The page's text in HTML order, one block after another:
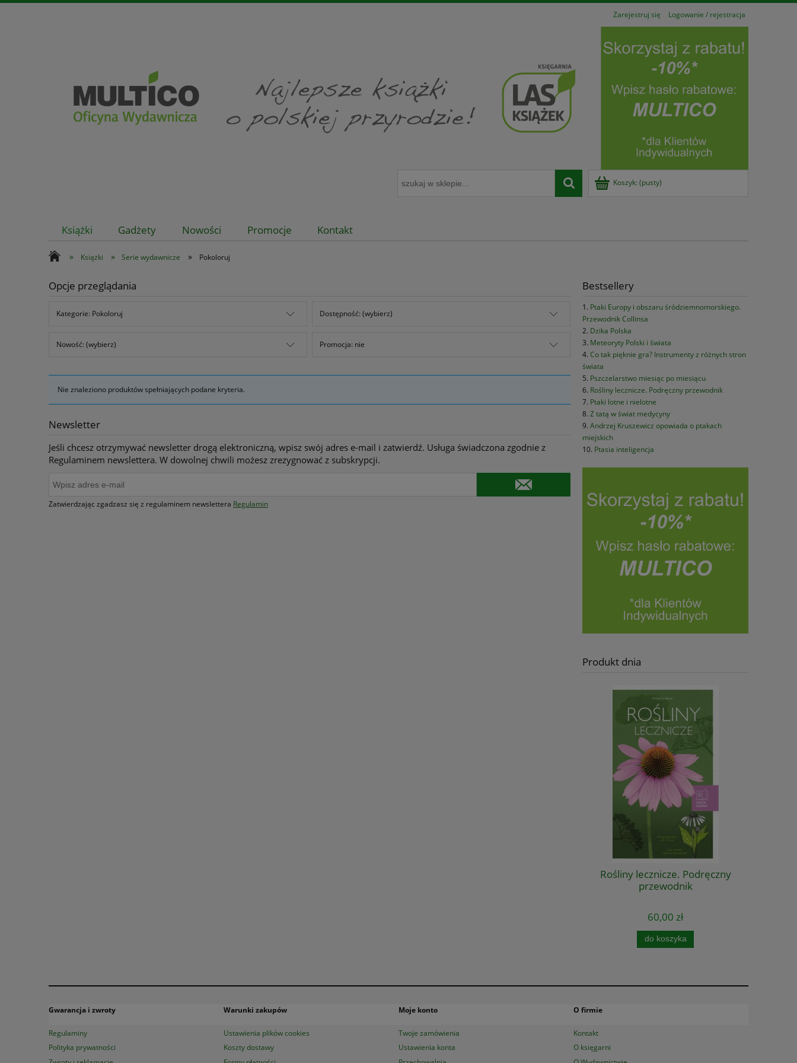
Zarejestruj się Logowanie / rejestracja
Koszyk: (pusty)
Książki Gadżety Nowości Promocje Kontakt
» Książki » Serie wydawnicze » Pokoloruj
Opcje przeglądania
Kategorie: Pokoloruj Dostępność: (wybierz)
Nowość: (wybierz) Promocja: nie
Nie znaleziono produktów spełniających podane kryteria.
Newsletter
Jeśli chcesz otrzymywać newsletter drogą elektroniczną, wpisz swój adres e-mail i zatwierdź. Usługa świadczona zgodnie z
Regulaminem newslettera. W dowolnej chwili możesz zrezygnować z subskrypcji.
Zatwierdzając zgadzasz się z regulaminem newslettera Regulamin
Bestsellery
Ptaki Europy i obszaru śródziemnomorskiego.
Przewodnik Collinsa
Dzika Polska
Meteoryty Polski i świata
Co tak pięknie gra? Instrumenty z różnych stron
świata
Pszczelarstwo miesiąc po miesiącu
Rośliny lecznicze. Podręczny przewodnik
Ptaki lotne i nielotne
Z tatą w świat medycyny
Andrzej Kruszewicz opowiada o ptakach
miejskich
Ptasia inteligencja
Produkt dnia
Rośliny lecznicze. Podręczny
przewodnik
60,00 zł
do koszyka
Gwarancja i zwroty
Regulaminy
Polityka prywatności
Warunki zakupów
Ustawienia plików cookies
Koszty dostawy
Moje konto
Twoje zamówienia
Ustawienia konta
O firmie
Kontakt
O księgarni